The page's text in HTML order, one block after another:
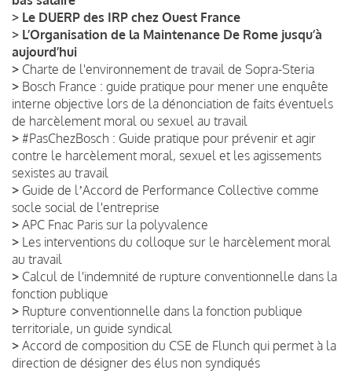
> Le DUERP des IRP chez Ouest France
> L’Organisation de la Maintenance De Rome jusqu’à
aujourd’hui
> Charte de l'environnement de travail de Sopra-Steria
> Bosch France : guide pratique pour mener une enquête
interne objective lors de la dénonciation de faits éventuels
de harcèlement moral ou sexuel au travail
> #PasChezBosch : Guide pratique pour prévenir et agir
contre le harcèlement moral, sexuel et les agissements
sexistes au travail
> Guide de lʼAccord de Performance Collective comme
socle social de l'entreprise
> APC Fnac Paris sur la polyvalence
> Les interventions du colloque sur le harcèlement moral
au travail
> Calcul de l'indemnité de rupture conventionnelle dans la
fonction publique
> Rupture conventionnelle dans la fonction publique
territoriale, un guide syndical
> Accord de composition du CSE de Flunch qui permet à la
direction de désigner des élus non syndiqués